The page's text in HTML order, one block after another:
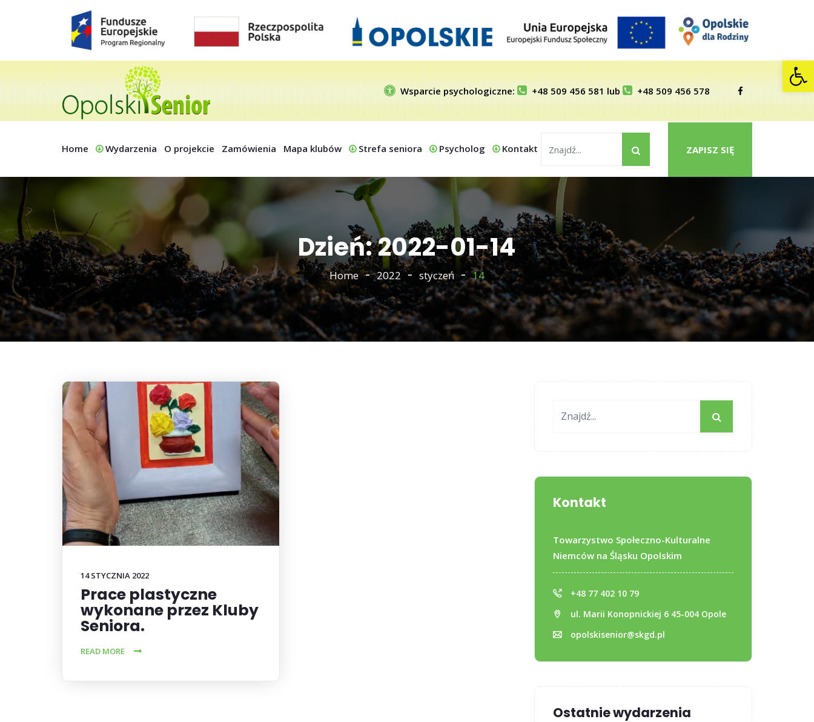
Wsparcie psychologiczne: +48 509 456 581 lub +48 509 456 578
Home Wydarzenia O projekcie Zamówienia Mapa klubów Strefa seniora Psycholog Kontakt ZAPISZ SIĘ
Dzień: 2022-01-14
Home 2022 styczeń 14
14 STYCZNIA 2022
Prace plastyczne
wykonane przez Kluby
Seniora.
READ MORE
Kontakt
Towarzystwo Społeczno-Kulturalne
Niemców na Śląsku Opolskim
+48 77 402 10 79
ul. Marii Konopnickiej 6 45-004 Opole
opolskisenior@skgd.pl
Ostatnie wydarzenia